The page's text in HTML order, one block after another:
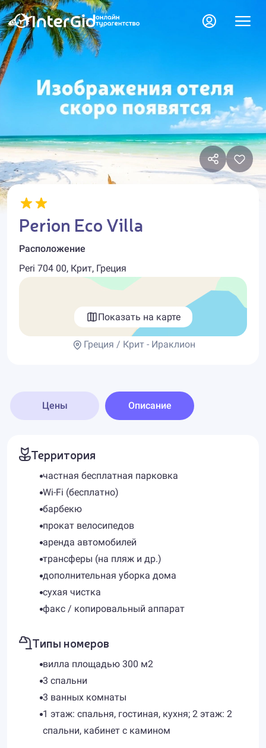
Perion Eco Villa
Расположение
Peri 704 00, Крит, Греция
Показать на карте
Греция / Крит - Ираклион
Цены Описание
Территория
частная бесплатная парковка
Wi-Fi (бесплатно)
барбекю
прокат велосипедов
аренда автомобилей
трансферы (на пляж и др.)
дополнительная уборка дома
сухая чистка
факс / копировальный аппарат
Типы номеров
вилла площадью 300 м2
3 спальни
3 ванных комнаты
1 этаж: спальня, гостиная, кухня; 2 этаж: 2
спальни, кабинет с камином